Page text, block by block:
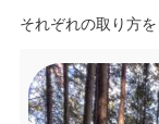
それぞれの取り方を